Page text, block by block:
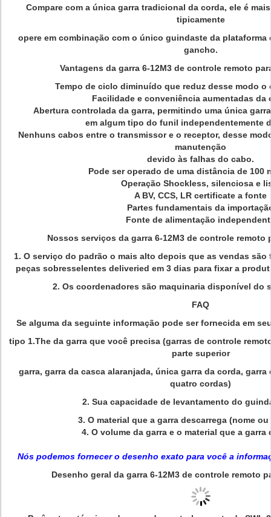
Compare com a única garra tradicional da corda, ele é
tipicamente
opere em combinação com o único guindaste da
gancho.
Vantagens da garra 6-12M3 de controle remoto
Tempo de ciclo diminuído que reduz desse modo o
Facilidade e conveniência aumentadas da
Abertura controlada da garra, permitindo uma única
em algum tipo do funil independentemente
Nenhuns cabos entre o transmissor e o receptor, desse
manutenção
devido às falhas do cabo.
Pode ser operado de uma distância de 100
Operação Shockless, silenciosa e
A BV, CCS, LR certificate a fonte
Partes fundamentais da
Fonte de alimentação
Nossos serviços da garra 6-12M3 de controle remoto
1. O serviço do padrão o mais alto depois que as vendas são
peças sobresselentes deliveried em 3 dias para fixar a
2. Os coordenadores são maquinaria disponível do
FAQ
Se alguma da seguinte informação pode ser fornecida em
tipo 1.The da garra que você precisa (garras de controle
parte superior
garra, garra da casca alaranjada, única garra da corda,
quatro cordas)
2. Sua capacidade de levantamento do
3. O material que a garra descarrega (nome
4. O volume da garra e o material que a garra
Nós podemos fornecer o desenho exato para você a
Desenho geral da garra 6-12M3 de controle remoto